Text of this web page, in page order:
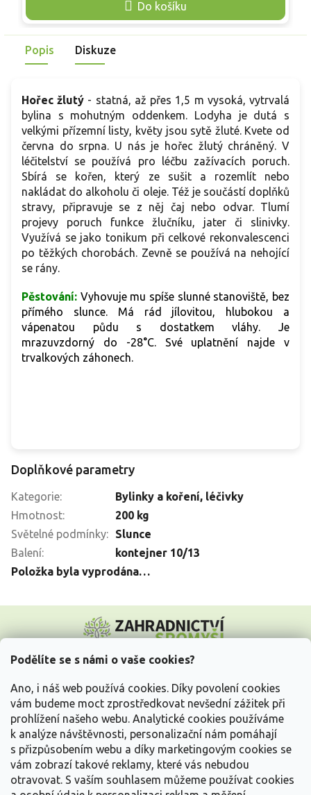
Podělíte se s námi o vaše cookies?
Ano, i náš web používá cookies. Díky povolení cookies
vám budeme moct zprostředkovat nevšední zážitek při
prohlížení našeho webu. Analytické cookies používáme
k analýze návštěvnosti, personalizační nám pomáhají
s přizpůsobením webu a díky marketingovým cookies se
vám zobrazí takové reklamy, které vás nebudou
otravovat. S vaším souhlasem můžeme používat cookies
Do košíku
vyhledávané včelami. V ČR prospívá v nádobách a
substrátu a v zimě bez přemokření. Listy se používají čerstvé
i sušené, sběr je možný průběžně, nejvýraznější aroma bývá
Popis Diskuze
Hořec žlutý - statná, až přes 1,5 m vysoká, vytrvalá
bylina s mohutným oddenkem. Lodyha je dutá s
velkými přízemní listy, květy jsou sytě žluté. Kvete od
června do srpna. U nás je hořec žlutý chráněný. V
léčitelství se používá pro léčbu zažívacích poruch.
Sbírá se kořen, který ze sušit a rozemlít nebo
nakládat do alkoholu či oleje. Též je součástí doplňků
stravy, připravuje se z něj čaj nebo odvar.Tlumí
projevy poruch funkce žlučníku, jater či slinivky.
Využívá se jako tonikum při celkové rekonvalescenci
po těžkých chorobách. Zevně se používá na nehojící
se rány.
Pěstování: Vyhovuje mu spíše slunné stanoviště, bez
přímého slunce. Má rád jílovitou, hlubokou a
vápenatou půdu s dostatkem vláhy. Je
mrazuvzdorný do -28°C. Své uplatnění najde v
trvalkových záhonech.
Doplňkové parametry
Kategorie:
Bylinky a koření, léčivky
Hmotnost:
200 kg
Světelné podmínky:
Slunce
Balení:
kontejner 10/13
Položka byla vyprodána…
p
Vše o nákupu
Informace pro Vás
Kontakujte nás